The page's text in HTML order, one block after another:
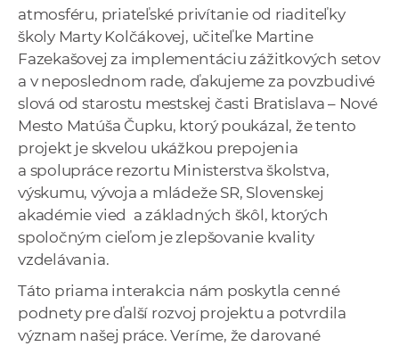
atmosféru, priateľské privítanie od riaditeľky
školy Marty Kolčákovej, učiteľke Martine
Fazekašovej za implementáciu zážitkových setov
a v neposlednom rade, ďakujeme za povzbudivé
slová od starostu mestskej časti Bratislava – Nové
Mesto Matúša Čupku, ktorý poukázal, že tento
projekt je skvelou ukážkou prepojenia
a spolupráce rezortu Ministerstva školstva,
výskumu, vývoja a mládeže SR, Slovenskej
akadémie vied a základných škôl, ktorých
spoločným cieľom je zlepšovanie kvality
vzdelávania.
Táto priama interakcia nám poskytla cenné
podnety pre ďalší rozvoj projektu a potvrdila
význam našej práce. Veríme, že darované